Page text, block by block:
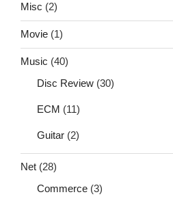
Misc (2)
Movie (1)
Music (40)
Disc Review (30)
ECM (11)
Guitar (2)
Net (28)
Commerce (3)